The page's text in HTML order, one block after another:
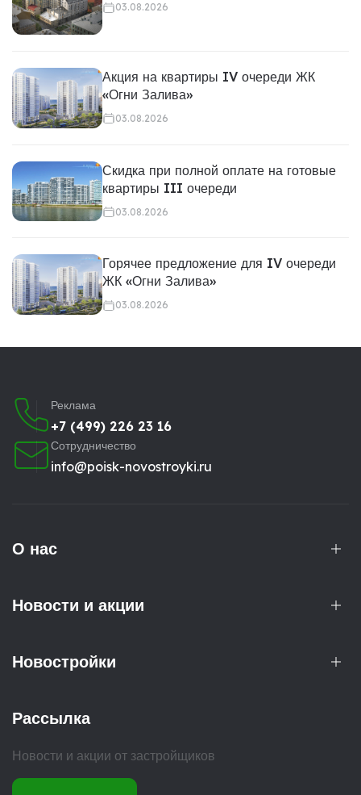
03.08.2026
Акция на квартиры IV очереди ЖК
«Огни Залива»
03.08.2026
Скидка при полной оплате на готовые
квартиры III очереди
03.08.2026
Горячее предложение для IV очереди
ЖК «Огни Залива»
03.08.2026
Реклама
+7 (499) 226 23 16
Сотрудничество
info@poisk-novostroyki.ru
О нас
Новости и акции
Новостройки
Рассылка
Новости и акции от застройщиков